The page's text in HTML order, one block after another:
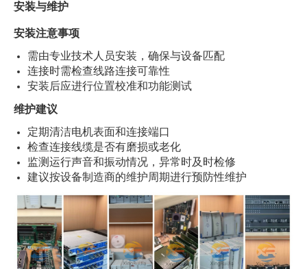
安装与维护
安装注意事项
需由专业技术人员安装，确保与设备匹配
连接时需检查线路连接可靠性
安装后应进行位置校准和功能测试
维护建议
定期清洁电机表面和连接端口
检查连接线缆是否有磨损或老化
监测运行声音和振动情况，异常时及时检修
建议按设备制造商的维护周期进行预防性维护